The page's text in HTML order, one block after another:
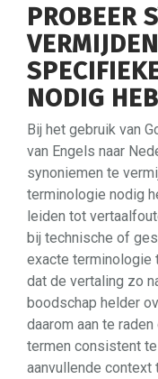
PROBEER
NODIG
Bij het gebruik van
van Engels naar
synoniemen te
terminologie nodig
leiden tot
bij technische of
exacte terminologie
dat de vertaling zo
boodschap helder
daarom aan te
termen consistent
aanvullende